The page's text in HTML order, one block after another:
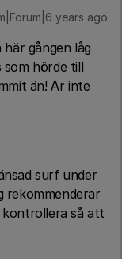
years ago
gången låg
som hörde till
än! Är inte
surf under
rekommenderar
så att